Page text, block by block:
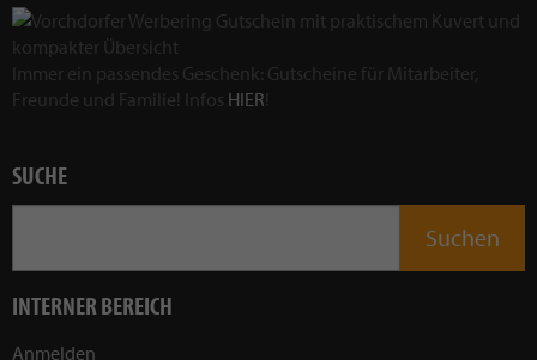
Immer ein passendes Geschenk: Gutscheine für Mitarbeiter,
Freunde und Familie! Infos HIER!
SUCHE
INTERNER BEREICH
Anmelden